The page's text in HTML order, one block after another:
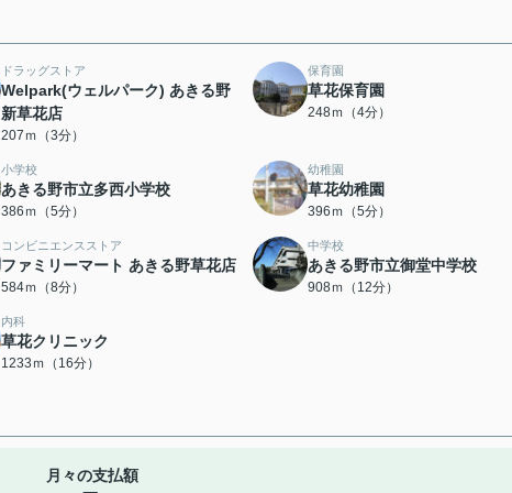
ドラッグストア
Welpark(ウェルパーク) あきる野
新草花店
207ｍ（3分）
保育園
草花保育園
248ｍ（4分）
小学校
あきる野市立多西小学校
386ｍ（5分）
幼稚園
草花幼稚園
396ｍ（5分）
コンビニエンスストア
ファミリーマート あきる野草花店
584ｍ（8分）
中学校
あきる野市立御堂中学校
908ｍ（12分）
内科
草花クリニック
1233ｍ（16分）
月々の支払額